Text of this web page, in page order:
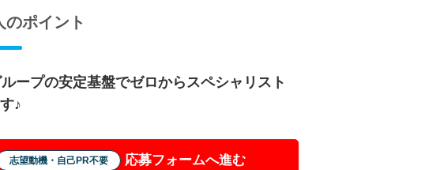
のポイント
ープの安定基盤でゼロからスペシャリスト
♪
志望動機・自己PR不要 応募フォームへ進む